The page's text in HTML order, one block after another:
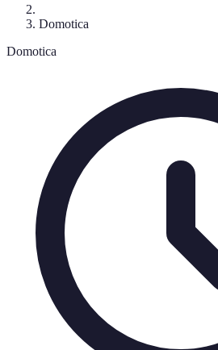
Domotica
Domotica